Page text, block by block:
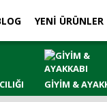
YENİ ÜRÜNLER
GİYİM &